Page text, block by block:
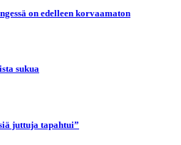
on edelleen korvaamaton
sukua
juttuja tapahtui”